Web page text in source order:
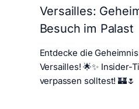
Versailles:
Besuch im Palast
Entdecke die
Versailles! 🌟✨ Insider-
verpassen solltest! 🏰🌷